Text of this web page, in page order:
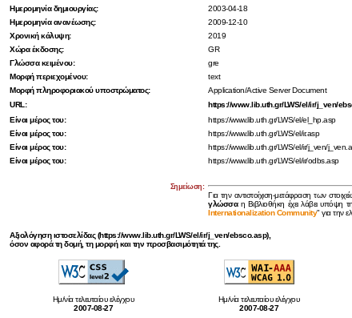
Ημερομηνία δημιουργίας:
2003-04-18
Ημερομηνία ανανέωσης:
2009-12-10
Χρονική κάλυψη:
2019
Χώρα έκδοσης:
GR
Γλώσσα κειμένου:
gre
Μορφή περιεχομένου:
text
Μορφή πληροφοριακού υποστρώματος:
Application/Active Server Document
URL:
https://www.lib.uth.gr/LWS/el/ir/j_ven/
Είναι μέρος του:
https://www.lib.uth.gr/LWS/el/el_hp.asp
Είναι μέρος του:
https://www.lib.uth.gr/LWS/el/ir.asp
Είναι μέρος του:
https://www.lib.uth.gr/LWS/el/ir/j_ven/
Είναι μέρος του:
https://www.lib.uth.gr/LWS/el/ir/odbs.asp
Σημείωση:
Για την αντιστοίχιση-μετάφραση των
γλώσσαη Βιβλιοθήκη έχει λάβει υπόψη
Internationalization Community" για την
Αξιολόγηση ιστοσελίδας (https://www.lib.uth.gr/LWS/el/ir/j_ven/ebsco.asp),
όσον αφορά τη δομή, τη μορφή και την προσβασιμότητά της.
Ημ/νία τελευταίου ελέγχου
2007-08-27
Ημ/νία τελευταίου ελέγχου
2007-08-27